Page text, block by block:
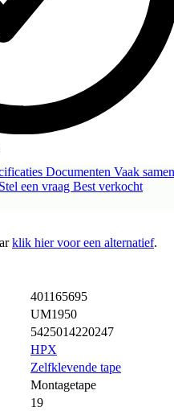
Documenten Vaak samen
Stel een vraag Best verkocht
klik hier voor een alternatief.
401165695
UM1950
5425014220247
HPX
Zelfklevende tape
Montagetape
19